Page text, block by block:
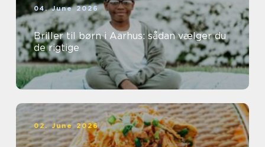
04. June 2026
Briller til børn i Aarhus: sådan vælger du
de rigtige
02. June 2026